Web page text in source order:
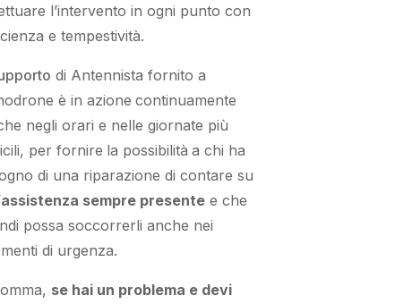
l’intervento in ogni punto con
e tempestività.
di Antennista fornito a
è in azione continuamente
negli orari e nelle giornate più
, per fornire la possibilità a chi ha
di una riparazione di contare su
assistenza sempre presentee che
possa soccorrerli anche nei
di urgenza.
se hai un problema e devi